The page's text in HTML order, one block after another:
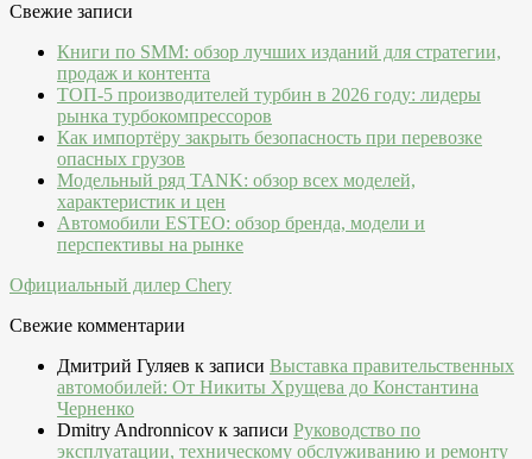
Свежие записи
Книги по SMM: обзор лучших изданий для стратегии,
продаж и контента
ТОП-5 производителей турбин в 2026 году: лидеры
рынка турбокомпрессоров
Как импортёру закрыть безопасность при перевозке
опасных грузов
Модельный ряд TANK: обзор всех моделей,
характеристик и цен
Автомобили ESTEO: обзор бренда, модели и
перспективы на рынке
Официальный дилер Chery
Свежие комментарии
Дмитрий Гуляев к записи Выставка правительственных
автомобилей: От Никиты Хрущева до Константина
Черненко
Dmitry Andronnicov к записи Руководство по
эксплуатации, техническому обслуживанию и ремонту